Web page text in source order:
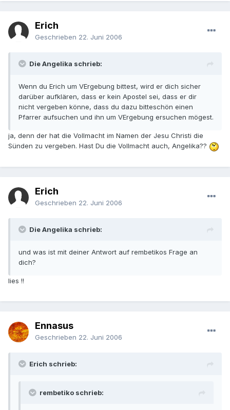
Erich
Geschrieben 22. Juni 2006
Die Angelika schrieb:
Wenn du Erich um VErgebung bittest, wird er dich sicher
darüber aufklären, dass er kein Apostel sei, dass er dir
nicht vergeben könne, dass du dazu bitteschön einen
Pfarrer aufsuchen und ihn um VErgebung ersuchen mögest.
ja, denn der hat die Vollmacht im Namen der Jesu Christi die
Sünden zu vergeben. Hast Du die Vollmacht auch, Angelika??
Erich
Geschrieben 22. Juni 2006
Die Angelika schrieb:
und was ist mit deiner Antwort auf rembetikos Frage an
dich?
lies !!
Ennasus
Geschrieben 22. Juni 2006
Erich schrieb:
rembetiko schrieb: